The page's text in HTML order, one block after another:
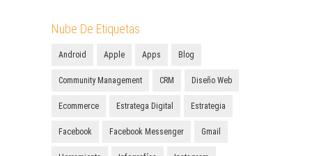
Nube De Etiquetas
Android Apple Apps Blog
Community Management CRM Diseño Web
Ecommerce Estratega Digital Estrategia
Facebook Facebook Messenger Gmail